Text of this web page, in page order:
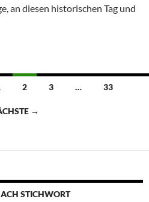
an diesen historischen Tag und
2 3 … 33
→
STICHWORT